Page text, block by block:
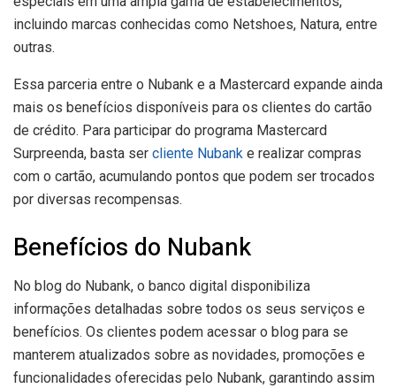
incluindo marcas conhecidas como Netshoes, Natura, entre
outras.
Essa parceria entre o Nubank e a Mastercard expande ainda
mais os benefícios disponíveis para os clientes do cartão
de crédito. Para participar do programa Mastercard
Surpreenda, basta ser cliente Nubank e realizar compras
com o cartão, acumulando pontos que podem ser trocados
por diversas recompensas.
Benefícios do Nubank
No blog do Nubank, o banco digital disponibiliza
informações detalhadas sobre todos os seus serviços e
benefícios. Os clientes podem acessar o blog para se
manterem atualizados sobre as novidades, promoções e
funcionalidades oferecidas pelo Nubank, garantindo assim